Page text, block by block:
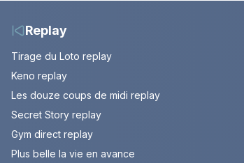
Replay
Tirage du Loto replay
Keno replay
Les douze coups de midi replay
Secret Story replay
Gym direct replay
Plus belle la vie en avance